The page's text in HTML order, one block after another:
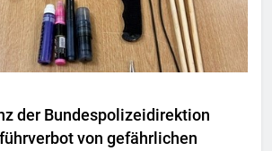
der Bundespolizeidirektion
von gefährlichen